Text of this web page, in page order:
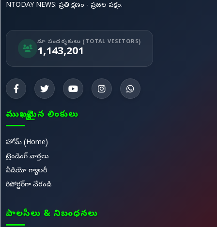
NTODAY NEWS: ప్రతి క్షణం - ప్రజల పక్షం.
మా సందర్శకులు (TOTAL VISITORS)
1,143,201
ముఖ్యమైన లింకులు
హోమ్ (Home)
ట్రెండింగ్ వార్తలు
వీడియో గ్యాలరీ
రిపోర్టర్‌గా చేరండి
పాలసీలు & నిబంధనలు